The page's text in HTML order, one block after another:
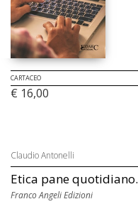
CARTACEO
€ 16,00
Claudio Antonelli
Etica pane quotidiano.
Franco Angeli Edizioni